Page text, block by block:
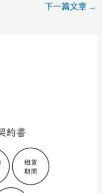
下一篇文章 →